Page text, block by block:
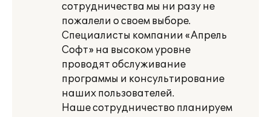
сотрудничества мы ни разу не
пожалели о своем выборе.
Специалисты компании «Апрель
Софт» на высоком уровне
проводят обслуживание
программы и консультирование
наших пользователей.
Наше сотрудничество планируем